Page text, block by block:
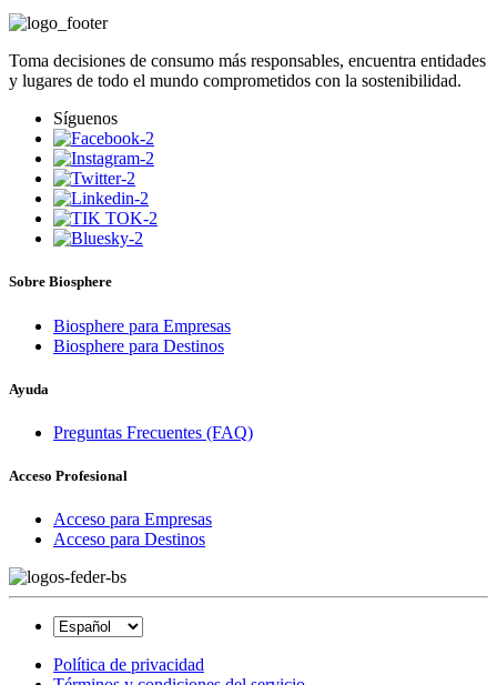
Toma decisiones de consumo más responsables, encuentra entidades
y lugares de todo el mundo comprometidos con la sostenibilidad.
Síguenos
Sobre Biosphere
Biosphere para Empresas
Biosphere para Destinos
Ayuda
Preguntas Frecuentes (FAQ)
Acceso Profesional
Acceso para Empresas
Acceso para Destinos
Política de privacidad